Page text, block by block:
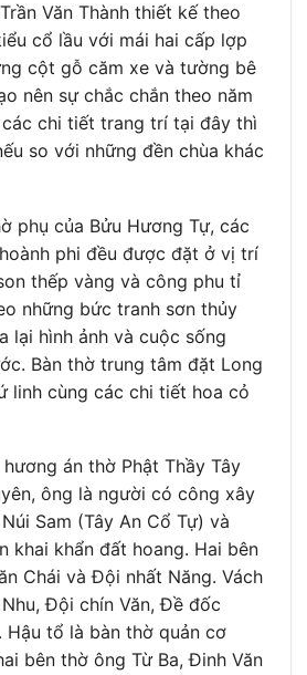
Văn Thành thiết kế theo
cổ lầu với mái hai cấp lợp
cột gỗ căm xe và tường bê
nên sự chắc chắn theo năm
các chi tiết trang trí tại đây thì
so với những đền chùa khác
phụ của Bửu Hương Tự, các
phi đều được đặt ở vị trí
thếp vàng và công phu tỉ
những bức tranh sơn thủy
lại hình ảnh và cuộc sống
Bàn thờ trung tâm đặt Long
linh cùng các chi tiết hoa cỏ
án thờ Phật Thầy Tây
ông là người có công xây
Sam (Tây An Cổ Tự) và
khai khẩn đất hoang. Hai bên
Chái và Đội nhất Năng. Vách
Đội chín Văn, Đề đốc
Hậu tổ là bàn thờ quản cơ
bên thờ ông Từ Ba, Đinh Văn